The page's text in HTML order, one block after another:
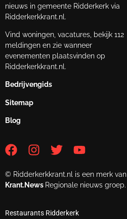
nieuws in gemeente Ridderkerk via
Ridderkerkkrant.nl.
Vind woningen, vacatures, bekijk 112
meldingen en zie wanneer
evenementen plaatsvinden op
Ridderkerkkrant.nl.
Bedrijvengids
Sitemap
Blog
© Ridderkerkkrant.nl is een merk van
Krant.News Regionale nieuws groep.
Restaurants Ridderkerk